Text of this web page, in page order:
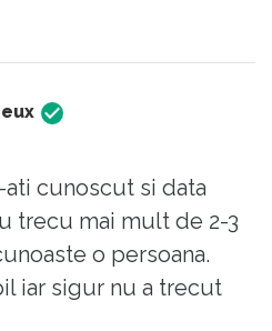
sens al vieții
cuștii ca sa
cum se intampla in
el in continuare ? Nu
asta decat ce ar
ceva studii si serviciu
e bine sa aiba
oricand daca
unde sa aiba
cunoscut si data
trecu mai mult de 2-3
o persoana.
iar sigur nu a trecut
Facut copil in